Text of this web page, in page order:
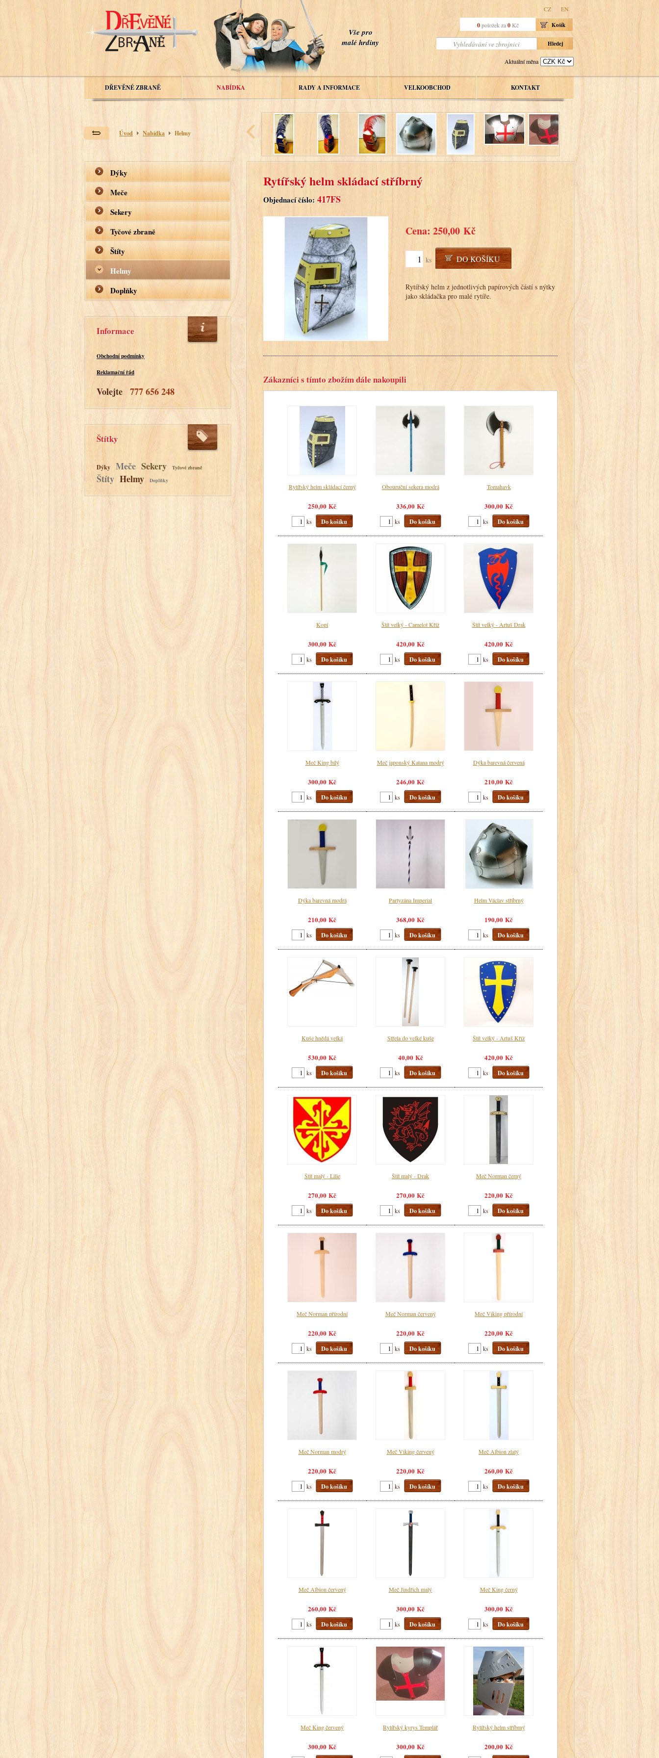
Vše pro
malé hrdiny
CZ EN
Košík
0 položek za0 Kč
Aktuální měna
DŘEVĚNÉ ZBRANĚ NABÍDKA RADY A INFORMACE VELKOOBCHOD KONTAKT
Úvod Nabídka Helmy
Dýky
Meče
Sekery
Tyčové zbraně
Štíty
Helmy
Doplňky
Informace
Obchodní podmínky
Reklamační řád
Volejte 777 656 248
Štítky
Dýky Meče Sekery Tyčové zbraně
Štíty Helmy Doplňky
Rytířský helm skládací stříbrný
Objednací číslo: 417FS
Cena: 250,00 Kč
ks DO KOŠÍKU
Rytířský helm z jednotlivých papírových částí s nýtky
jako skládačka pro malé rytíře.
Zákazníci s tímto zbožím dále nakoupili
Rytířský helm skládací černý
250,00 Kč
ks Do košíku
Obouruční sekera modrá
336,00 Kč
ks Do košíku
Tomahavk
300,00 Kč
ks Do košíku
Kopí
300,00 Kč
ks Do košíku
Štít velký - Camelot Kříž
420,00 Kč
ks Do košíku
Štít velký - Artuš Drak
420,00 Kč
ks Do košíku
Meč King bílý
300,00 Kč
ks Do košíku
Meč japonský Katana modrý
246,00 Kč
ks Do košíku
Dýka barevná červená
210,00 Kč
ks Do košíku
Dýka barevná modrá
210,00 Kč
ks Do košíku
Partyzána Imperial
368,00 Kč
ks Do košíku
Helm Václav stříbrný
190,00 Kč
ks Do košíku
Kuše hnědá velká
530,00 Kč
ks Do košíku
Střela do velké kuše
40,00 Kč
ks Do košíku
Štít velký - Artuš Kříž
420,00 Kč
ks Do košíku
Štít malý - Lilie
270,00 Kč
ks Do košíku
Štít malý - Drak
270,00 Kč
ks Do košíku
Meč Norman černý
220,00 Kč
ks Do košíku
Meč Norman přírodní
220,00 Kč
ks Do košíku
Meč Norman červený
220,00 Kč
ks Do košíku
Meč Viking přírodní
220,00 Kč
ks Do košíku
Meč Norman modrý
220,00 Kč
ks Do košíku
Meč Viking červený
220,00 Kč
ks Do košíku
Meč Albion zlatý
260,00 Kč
ks Do košíku
Meč Albion červený
260,00 Kč
ks Do košíku
Meč Jindřich malý
300,00 Kč
ks Do košíku
Meč King černý
300,00 Kč
ks Do košíku
Meč King červený
300,00 Kč
Rytířský kyrys Templář
300,00 Kč
Rytířský helm stříbrný
200,00 Kč